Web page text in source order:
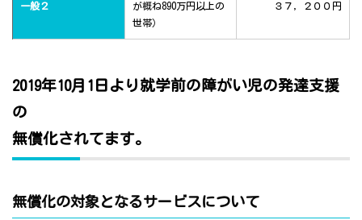
一般２
が概ね890万円以上の
世帯）
３７，２００円
2019年10月1日より就学前の障がい児の発達支援
の
無償化されてます。
無償化の対象となるサービスについて